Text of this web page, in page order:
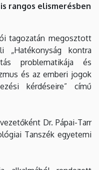
rangos elismerésben
tagozatán megosztott
kontra
problematikája és
és az emberi jogok
kérdéseire” című
Dr. Pápai-Tarr
Tanszék egyetemi